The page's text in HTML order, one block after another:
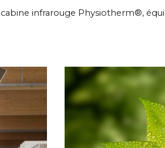
infrarouge Physiotherm®,